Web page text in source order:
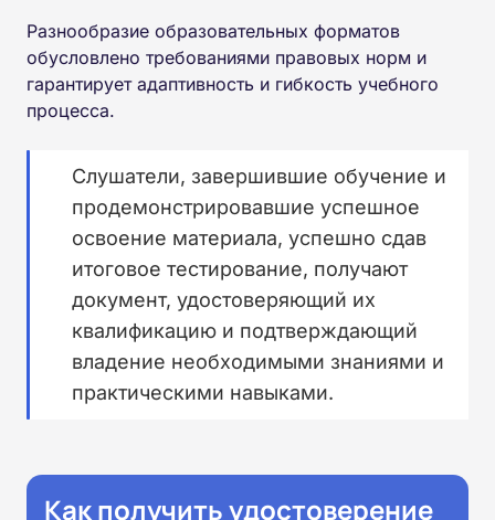
Разнообразие образовательных форматов
обусловлено требованиями правовых норм и
гарантирует адаптивность и гибкость учебного
процесса.
Слушатели, завершившие обучение и
продемонстрировавшие успешное
освоение материала, успешно сдав
итоговое тестирование, получают
документ, удостоверяющий их
квалификацию и подтверждающий
владение необходимыми знаниями и
практическими навыками.
Как получить удостоверение